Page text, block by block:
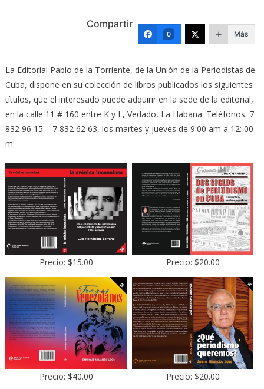
Compartir
0 Más
La Editorial Pablo de la Torriente, de la Unión de la Periodistas de
Cuba, dispone en su colección de libros publicados los siguientes
títulos, que el interesado puede adquirir en la sede de la editorial,
en la calle 11 # 160 entre K y L, Vedado, La Habana. Teléfonos: 7
832 96 15 – 7 832 62 63, los martes y jueves de 9:00 am a 12: 00
m.
Precio: $15.00 Precio: $20.00
Precio: $40.00 Precio: $20.00